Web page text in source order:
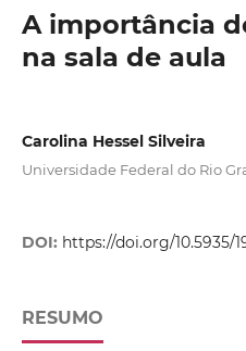
A importância
na sala de aula
Carolina Hessel Silveira
Universidade Federal do Rio
DOI: https://doi.org/10.5935/
RESUMO